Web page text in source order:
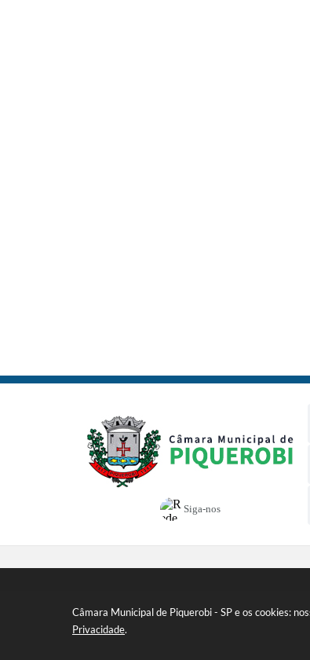
Câmara Municipal de Piquerobi - SP e os cookies:
Privacidade.
Siga-nos